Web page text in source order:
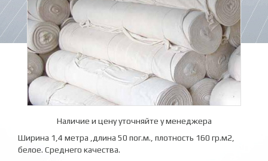
Наличие и цену уточняйте у менеджера
Ширина 1,4 метра ,длина 50 пог.м., плотность 160 гр.м2,
белое. Среднего качества.